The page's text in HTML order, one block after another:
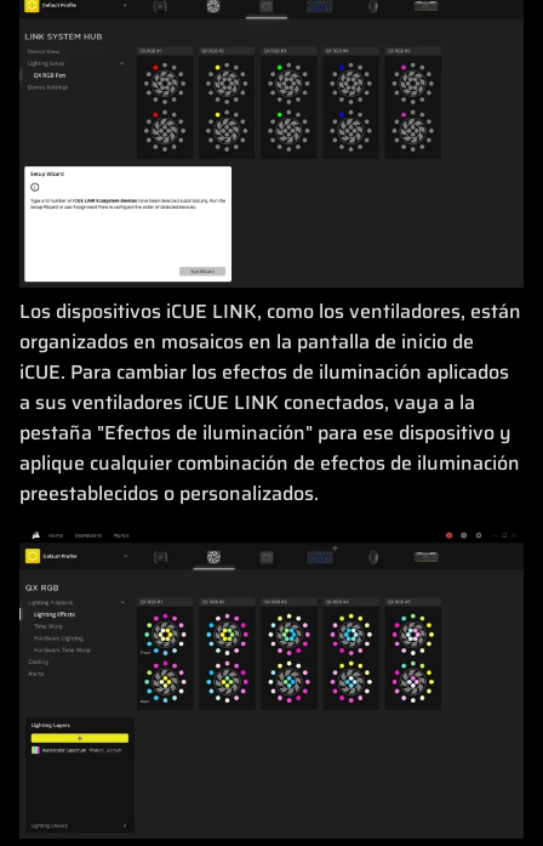
Los dispositivos iCUE LINK, como los ventiladores, están
organizados en mosaicos en la pantalla de inicio de
iCUE. Para cambiar los efectos de iluminación aplicados
a sus ventiladores iCUE LINK conectados, vaya a la
pestaña "Efectos de iluminación" para ese dispositivo y
aplique cualquier combinación de efectos de iluminación
preestablecidos o personalizados.